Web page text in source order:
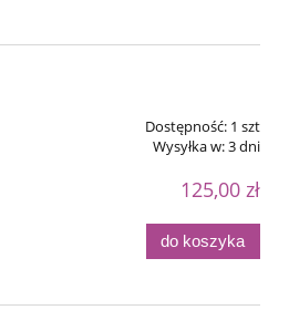
Dostępność: 1 szt
Wysyłka w:3 dni
125,00 zł
do koszyka